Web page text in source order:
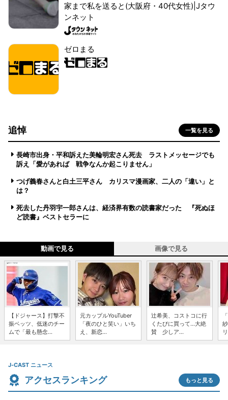
家まで私を送ると(大阪府・40代女性)|Jタウ
ンネット
ゼロまる
追悼 一覧を見る
長崎市出身・平和訴えた美輪明宏さん死去 ラストメッセージでも
訴え「愛があれば 戦争なんか起こりません」
つげ義春さんと白土三平さん カリスマ漫画家、二人の「違い」と
は？
死去した丹羽宇一郎さんは、経済界有数の読書家だった 『死ぬほ
ど読書』ベストセラーに
動画で見る 画像で見る
【ドジャース】打撃不
振ベッツ、低迷のチー
ムで「最も懸念...
元カップルYouTuber
「夜のひと笑い」いち
え、新恋...
辻希美、コストコに行
くたびに買って...大絶
賛 少しア...
J-CAST ニュース
アクセスランキング もっと見る